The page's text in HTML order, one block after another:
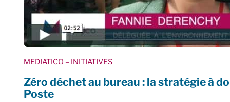
MEDIATICO – INITIATIVES
Zéro déchet au bureau : la stratégie à
Poste